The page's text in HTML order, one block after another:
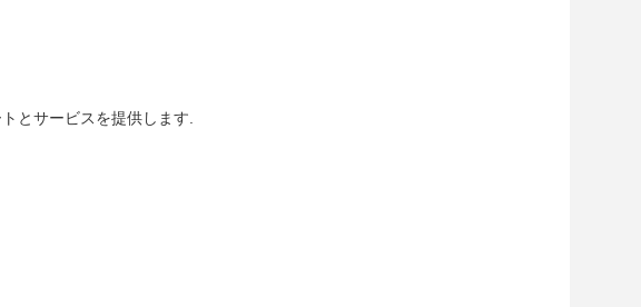
とサービスを提供します.